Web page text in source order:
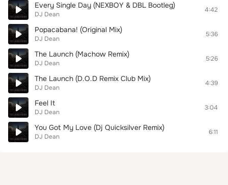
Every Single Day (NEXBOY & DBL Bootleg)
DJ Dean
4:42
Popacabana! (Original Mix)
DJ Dean
5:36
The Launch (Machow Remix)
DJ Dean
5:26
The Launch (D.O.D Remix Club Mix)
DJ Dean
4:39
Feel It
DJ Dean
3:04
You Got My Love (Dj Quicksilver Remix)
DJ Dean
6:11